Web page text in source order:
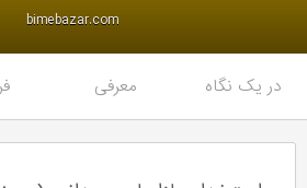
bimebazar.com
در یک نگاه معرفی